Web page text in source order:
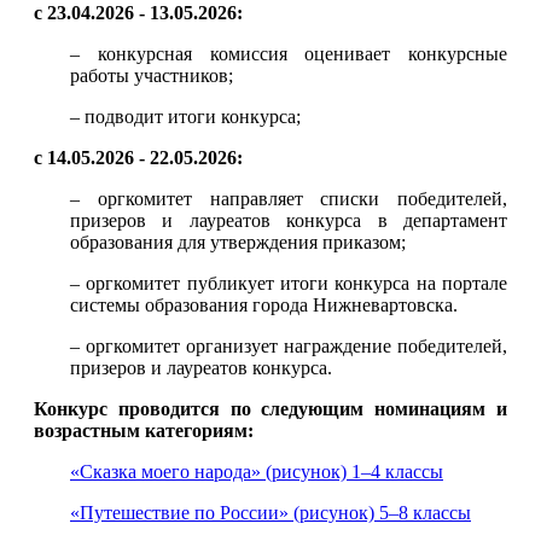
с 23.04.2026 - 13.05.2026:
– конкурсная комиссия оценивает конкурсные
работы участников;
– подводит итоги конкурса;
с 14.05.2026 - 22.05.2026:
– оргкомитет направляет списки победителей,
призеров и лауреатов конкурса в департамент
образования для утверждения приказом;
– оргкомитет публикует итоги конкурса на портале
системы образования города Нижневартовска.
– оргкомитет организует награждение победителей,
призеров и лауреатов конкурса.
Конкурс проводится по следующим номинациям и
возрастным категориям:
«Сказка моего народа» (рисунок) 1‒4 классы
«Путешествие по России» (рисунок) 5‒8 классы